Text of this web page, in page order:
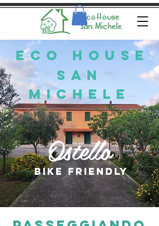
ECo house
san
michele
Ostello
bike friendly